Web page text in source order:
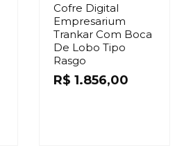
Cofre Digital
Empresarium
Trankar Com Boca
De Lobo Tipo
Rasgo
R$ 1.856,00